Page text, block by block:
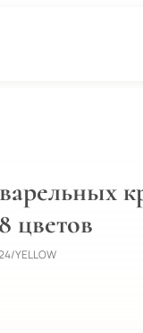
цветов
YELLOW